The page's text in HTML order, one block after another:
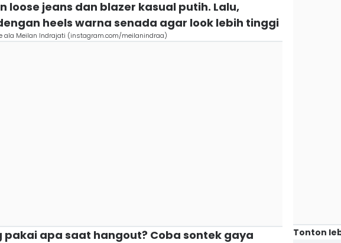
loose jeans dan blazer kasual putih. Lalu,
heels warna senada agar look lebih tinggi
ala Meilan Indrajati (instagram.com/meilanindraa)
pakai apa saat hangout? Coba sontek gaya
Tonton